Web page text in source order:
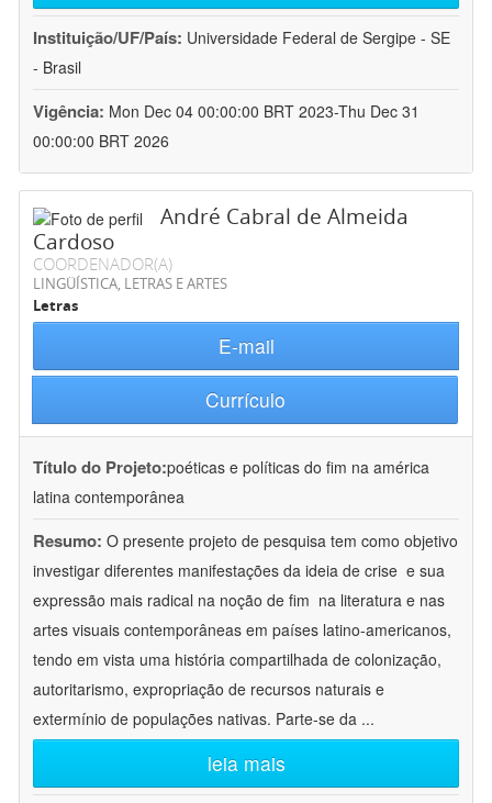
Instituição/UF/País: Universidade Federal de Sergipe - SE
- Brasil
Vigência: Mon Dec 04 00:00:00 BRT 2023-Thu Dec 31
00:00:00 BRT 2026
André Cabral de Almeida
Cardoso
COORDENADOR(A)
LINGÜÍSTICA, LETRAS E ARTES
Letras
E-mail
Currículo
Título do Projeto:poéticas e políticas do fim na américa
latina contemporânea
Resumo: O presente projeto de pesquisa tem como objetivo
investigar diferentes manifestações da ideia de crise  e sua
expressão mais radical na noção de fim  na literatura e nas
artes visuais contemporâneas em países latino-americanos,
tendo em vista uma história compartilhada de colonização,
autoritarismo, expropriação de recursos naturais e
extermínio de populações nativas. Parte-se da ...
leia mais